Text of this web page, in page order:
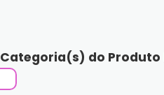
Categoria(s) do Produto